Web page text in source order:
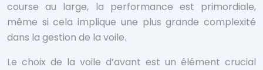
course au large, la performance est primordiale,
même si cela implique une plus grande complexité
dans la gestion de la voile.
Le choix de la voile d’avant est un élément crucial